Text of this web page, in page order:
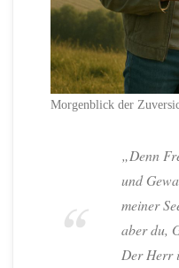
Morgenblick der
„Denn
und
meiner
aber du,
Der Herr